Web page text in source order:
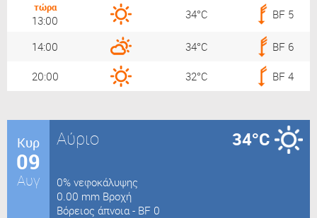
τώρα
13:00 34°C BF 5
14:00 34°C BF 6
20:00 32°C BF 4
Κυρ
09
Αυγ
Αύριο 34°C
0% νεφοκάλυψης
0.00 mm Βροχή
Βόρειος άπνοια - BF 0